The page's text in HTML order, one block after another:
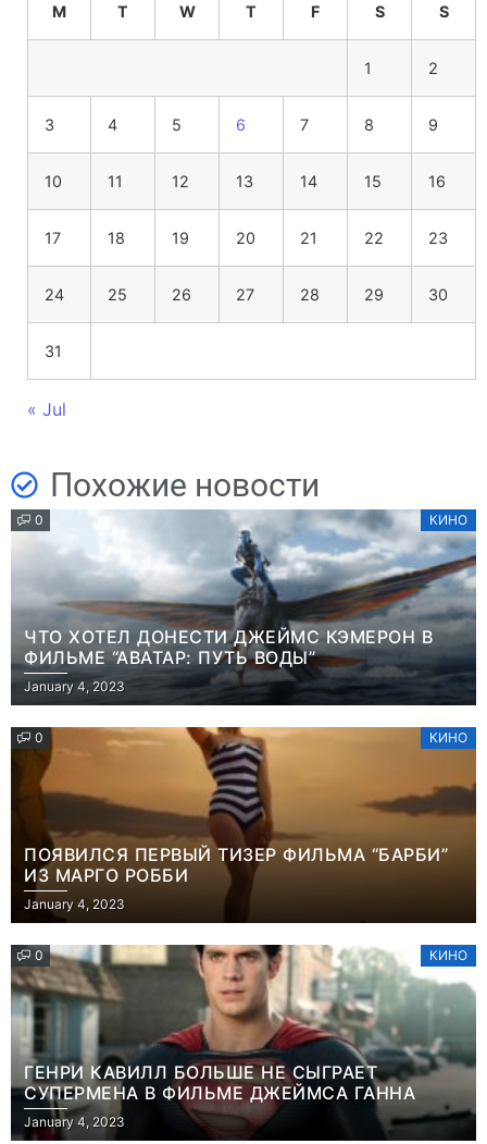
M T W T F S S
1 2
3 4 5 6 7 8 9
10 11 12 13 14 15 16
17 18 19 20 21 22 23
24 25 26 27 28 29 30
31
« Jul
Похожие новости
0 КИНО
ЧТО ХОТЕЛ ДОНЕСТИ ДЖЕЙМС КЭМЕРОН В
ФИЛЬМЕ “АВАТАР: ПУТЬ ВОДЫ”
January 4, 2023
0 КИНО
ПОЯВИЛСЯ ПЕРВЫЙ ТИЗЕР ФИЛЬМА “БАРБИ”
ИЗ МАРГО РОББИ
January 4, 2023
0 КИНО
ГЕНРИ КАВИЛЛ БОЛЬШЕ НЕ СЫГРАЕТ
СУПЕРМЕНА В ФИЛЬМЕ ДЖЕЙМСА ГАННА
January 4, 2023